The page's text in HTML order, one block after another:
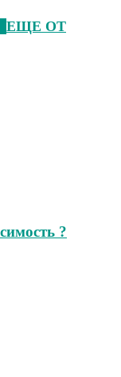
ЕЩЕ ОТ
?